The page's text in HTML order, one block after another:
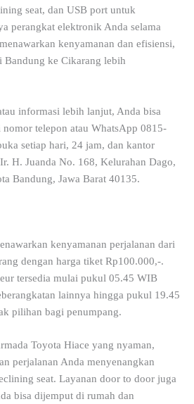
seat, dan USB port untuk
perangkat elektronik Anda selama
kenyamanan dan efisiensi,
Bandung ke Cikarang lebih
informasi lebih lanjut, Anda bisa
telepon atau WhatsApp 0815-
setiap hari, 24 jam, dan kantor
H. Juanda No. 168, Kelurahan Dago,
Bandung, Jawa Barat 40135.
kenyamanan perjalanan dari
dengan harga tiket Rp100.000,-.
tersedia mulai pukul 05.45 WIB
lainnya hingga pukul 19.45
pilihan bagi penumpang.
Toyota Hiace yang nyaman,
perjalanan Anda menyenangkan
seat. Layanan door to door juga
bisa dijemput di rumah dan